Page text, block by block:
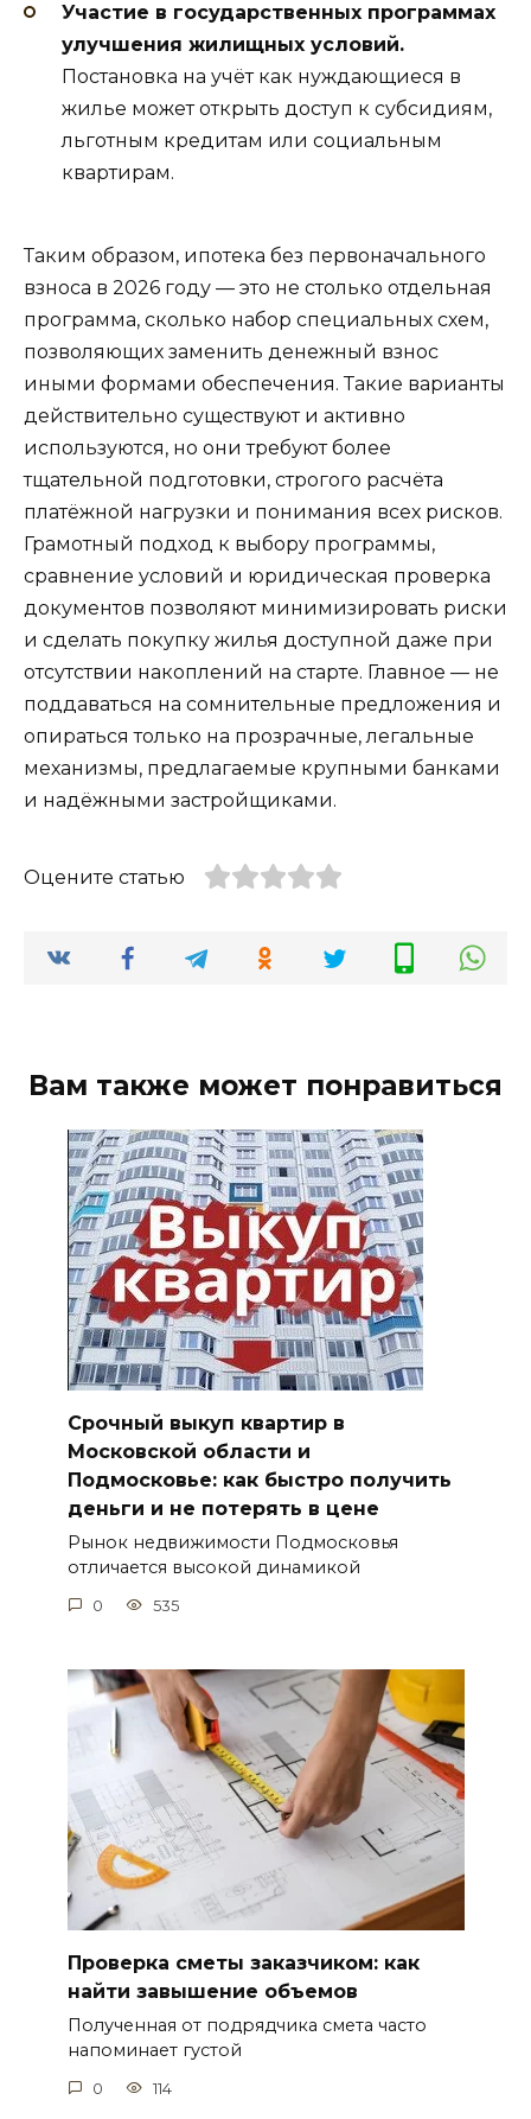
Участие в государственных программах
улучшения жилищных условий.
Постановка на учёт как нуждающиеся в
жилье может открыть доступ к субсидиям,
льготным кредитам или социальным
квартирам.
Таким образом, ипотека без первоначального
взноса в 2026 году — это не столько отдельная
программа, сколько набор специальных схем,
позволяющих заменить денежный взнос
иными формами обеспечения. Такие варианты
действительно существуют и активно
используются, но они требуют более
тщательной подготовки, строгого расчёта
платёжной нагрузки и понимания всех рисков.
Грамотный подход к выбору программы,
сравнение условий и юридическая проверка
документов позволяют минимизировать риски
и сделать покупку жилья доступной даже при
отсутствии накоплений на старте. Главное — не
поддаваться на сомнительные предложения и
опираться только на прозрачные, легальные
механизмы, предлагаемые крупными банками
и надёжными застройщиками.
Оцените статью
Вам также может понравиться
Срочный выкуп квартир в
Московской области и
Подмосковье: как быстро получить
деньги и не потерять в цене
Рынок недвижимости Подмосковья
отличается высокой динамикой
0 535
Проверка сметы заказчиком: как
найти завышение объемов
Полученная от подрядчика смета часто
напоминает густой
0 114